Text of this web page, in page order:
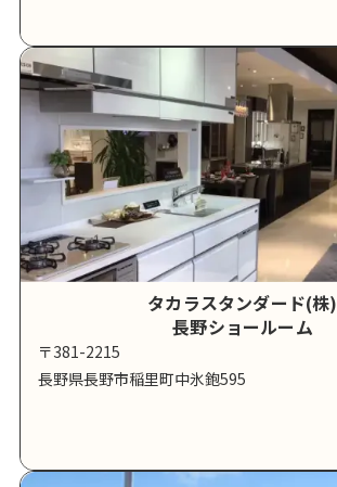
タカラスタンダード(株)
長野ショールーム
〒381-2215
長野県長野市稲里町中氷鉋595